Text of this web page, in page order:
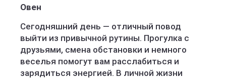
Овен
Сегодняшний день — отличный повод
выйти из привычной рутины. Прогулка с
друзьями, смена обстановки и немного
веселья помогут вам расслабиться и
зарядиться энергией. В личной жизни